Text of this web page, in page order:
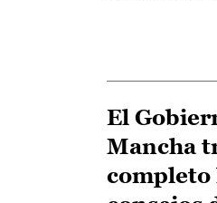
El
Mancha
completo